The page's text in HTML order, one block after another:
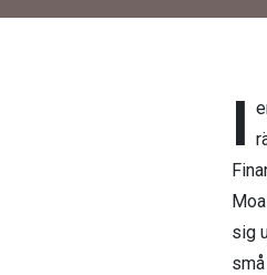
I
sig